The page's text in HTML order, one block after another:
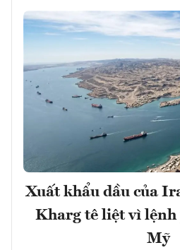
Xuất khẩu dầu của
Kharg tê liệt vì lệnh
Mỹ